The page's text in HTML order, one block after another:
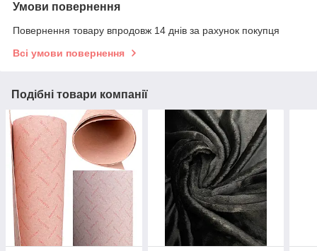
Умови повернення
Повернення товару впродовж 14 днів за рахунок покупця
Всі умови повернення
Подібні товари компанії